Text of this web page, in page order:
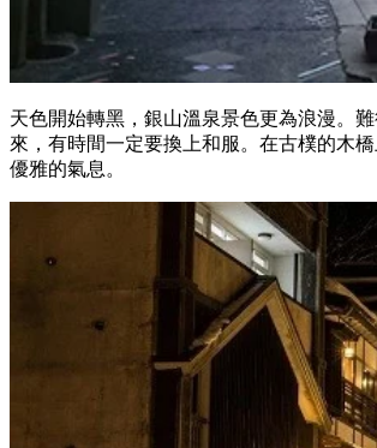
天色開始轉黑，銀山溫泉景色更為浪漫。
來，有時間一定要換上和服。在古樸的木
優雅的氣息。